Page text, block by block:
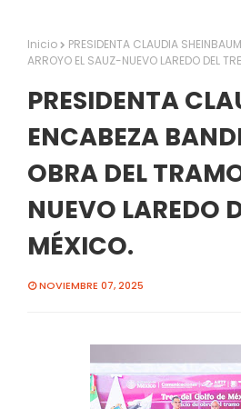
Inicio
PRESIDENTA CLAUDIA
ARROYO EL SAUZ-NUEVO LAREDO DEL
PRESIDENTA
ENCABEZA
OBRA DEL
NUEVO LAREDO
MÉXICO.
NOVIEMBRE 07, 2025